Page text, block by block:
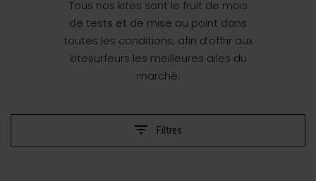
Tous nos kites sont le fruit de mois
de tests et de mise au point dans
toutes les conditions, afin d’offrir aux
kitesurfeurs les meilleures ailes du
marché.
Filtres